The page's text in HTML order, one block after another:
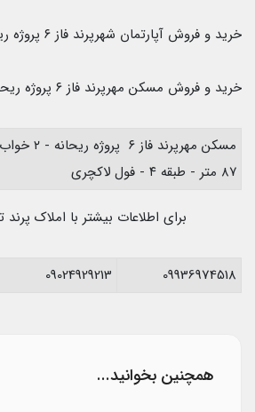
خرید و فروش آپارتمان شهرپرند فاز ۶ پروژه ریحانه
خرید و فروش مسکن مهرپرند فاز ۶ پروژه ریحانه
مسکن مهرپرند فاز ۶ پروژه ریحانه - ۲ خواب -
۸۷ متر - طبقه ۴ - فول لاکچری
برای اطلاعات بیشتر با املاک
09936974518
09024929213
همچنین بخوانید...